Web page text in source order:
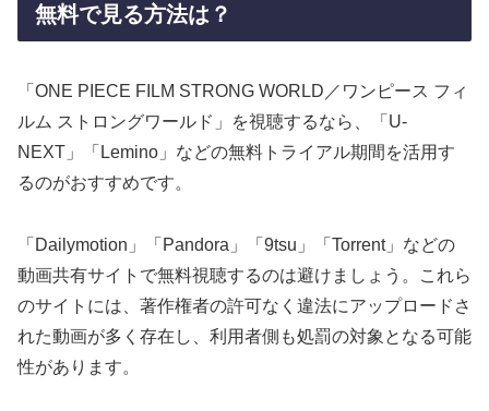
無料で見る方法は？
「ONE PIECE FILM STRONG WORLD／ワンピース フィ
ルム ストロングワールド」を視聴するなら、「U-
NEXT」「Lemino」などの無料トライアル期間を活用す
るのがおすすめです。
「Dailymotion」「Pandora」「9tsu」「Torrent」などの
動画共有サイトで無料視聴するのは避けましょう。これら
のサイトには、著作権者の許可なく違法にアップロードさ
れた動画が多く存在し、利用者側も処罰の対象となる可能
性があります。